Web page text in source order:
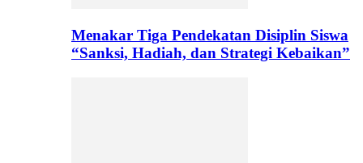
Menakar Tiga Pendekatan Disiplin Siswa
“Sanksi, Hadiah, dan Strategi Kebaikan”